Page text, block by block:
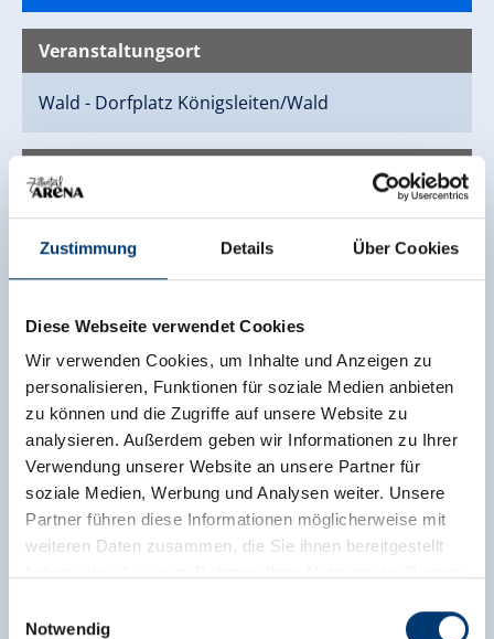
Zustimmung Details Über Cookies
Diese Webseite verwendet Cookies
Wir verwenden Cookies, um Inhalte und Anzeigen zu
personalisieren, Funktionen für soziale Medien anbieten
zu können und die Zugriffe auf unsere Website zu
analysieren. Außerdem geben wir Informationen zu Ihrer
Verwendung unserer Website an unsere Partner für
soziale Medien, Werbung und Analysen weiter. Unsere
Partner führen diese Informationen möglicherweise mit
weiteren Daten zusammen, die Sie ihnen bereitgestellt
Notwendig
Veranstaltungsort
Wald - Dorfplatz Königsleiten/Wald
Kontaktinfo
Tourismusverband Wald/Königsleiten
Wald 126
5742 Wald im Pinzgau
info@wald-koenigsleiten.at
www.wald-koenigsleiten.at
Zurück zur Übersicht